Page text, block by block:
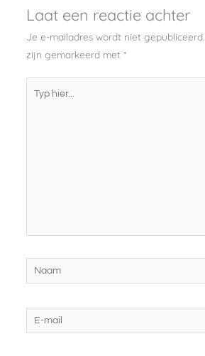
Laat een reactie achter
Je e-mailadres wordt niet gepubliceerd.
zijn gemarkeerd met *
Naam
mail